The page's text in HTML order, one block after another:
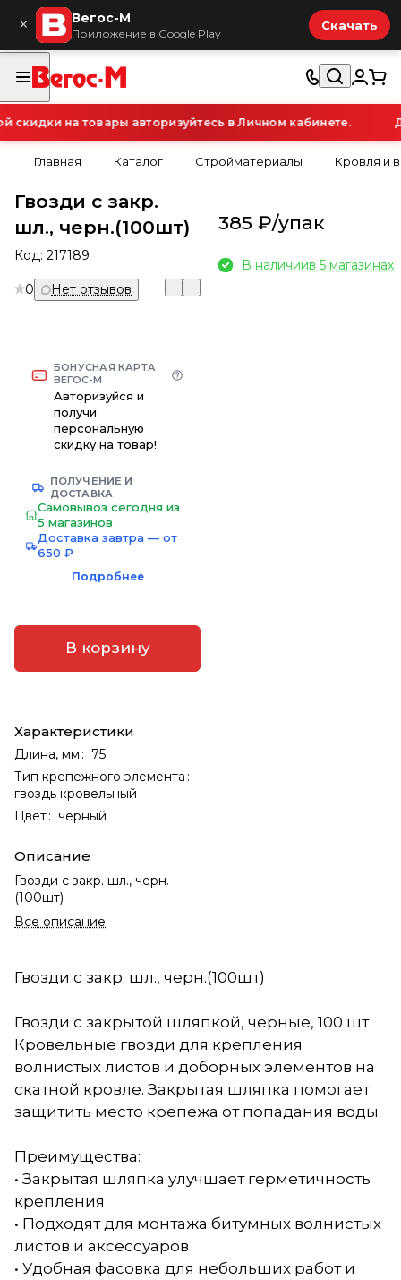
× Вегос-М
Приложение в Google Play
Скачать
на товары авторизуйтесь в Личном кабинете.
Главная Каталог Стройматериалы Кровля и
Гвозди с закр.
шл., черн.(100шт)
Код: 217189
0 Нет отзывов
БОНУСНАЯ КАРТА
ВЕГОС-М
Авторизуйся и
получи
персональную
скидку на товар!
ПОЛУЧЕНИЕ И
ДОСТАВКА
Самовывоз сегодня из
5 магазинов
Доставка завтра — от
650 ₽
Подробнее
В корзину
Характеристики
Длина, мм : 75
Тип крепежного элемента :
гвоздь кровельный
Цвет: черный
Описание
Гвозди с закр. шл., черн.
(100шт)
Все описание
385 ₽/упак
В наличиив 5 магазинах
Гвозди с закр. шл., черн.(100шт)
Гвозди с закрытой шляпкой, черные, 100 шт
Кровельные гвозди для крепления
волнистых листов и доборных элементов на
скатной кровле. Закрытая шляпка помогает
защитить место крепежа от попадания воды.
Преимущества:
• Закрытая шляпка улучшает герметичность
крепления
• Подходят для монтажа битумных волнистых
листов и аксессуаров
• Удобная фасовка для небольших работ и